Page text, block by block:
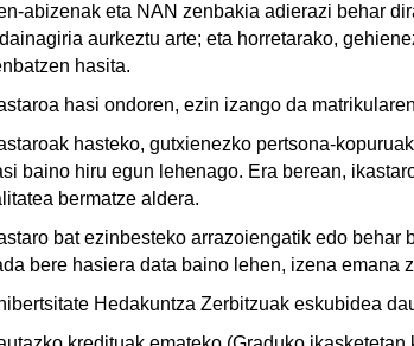
abizenak eta NAN zenbakia adierazi behar
aurkeztu arte; eta horretarako,
hasita.
hasi ondoren, ezin izango da
hasteko, gutxienezko pertsona-
baino hiru egun lehenago. Era berean,
bermatze aldera.
bat ezinbesteko arrazoiengatik edo
bere hasiera data baino lehen, izena emana
Hedakuntza Zerbitzuak eskubidea